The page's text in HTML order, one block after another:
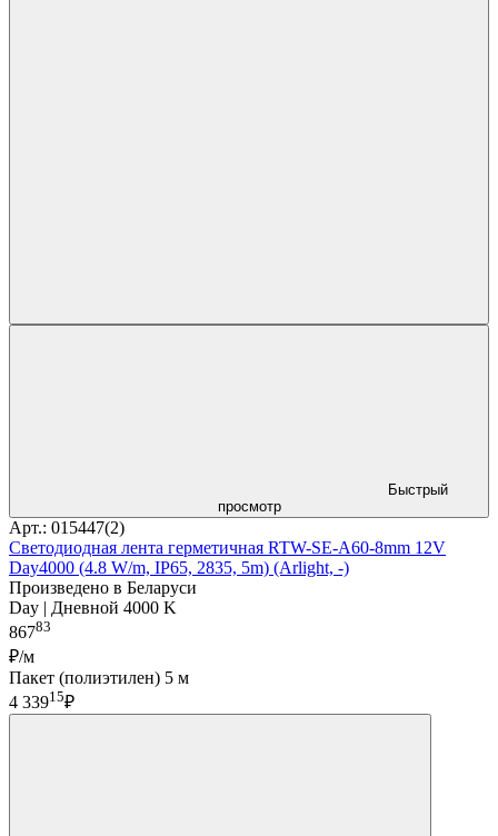
Быстрый
просмотр
Арт.: 015447(2)
Светодиодная лента герметичная RTW-SE-A60-8mm 12V
Day4000 (4.8 W/m, IP65, 2835, 5m) (Arlight, -)
Произведено в Беларуси
Day | Дневной 4000 K
86783
₽/м
Пакет (полиэтилен) 5 м
4 33915₽